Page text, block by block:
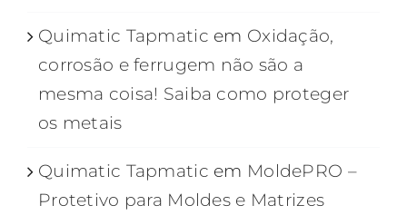
Quimatic Tapmatic em Oxidação,
corrosão e ferrugem não são a
mesma coisa! Saiba como proteger
os metais
Quimatic Tapmatic em MoldePRO –
Protetivo para Moldes e Matrizes